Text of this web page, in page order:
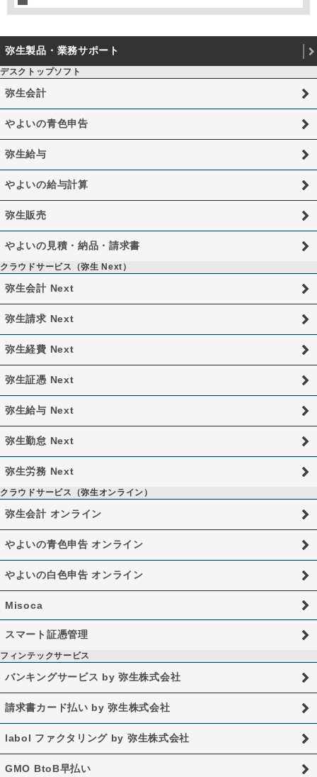
弥生製品・業務サポート
デスクトップソフト
弥生会計
やよいの青色申告
弥生給与
やよいの給与計算
弥生販売
やよいの見積・納品・請求書
クラウドサービス（弥生 Next）
弥生会計 Next
弥生請求 Next
弥生経費 Next
弥生証憑 Next
弥生給与 Next
弥生勤怠 Next
弥生労務 Next
クラウドサービス（弥生オンライン）
弥生会計 オンライン
やよいの青色申告 オンライン
やよいの白色申告 オンライン
Misoca
スマート証憑管理
フィンテックサービス
バンキングサービス by 弥生株式会社
請求書カード払い by 弥生株式会社
labol ファクタリング by 弥生株式会社
GMO BtoB早払い